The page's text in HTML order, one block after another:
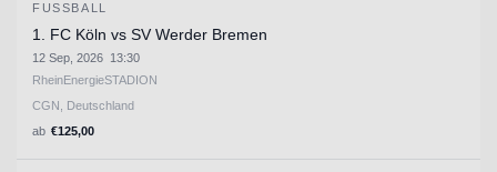
FUSSBALL
1. FC Köln vs SV Werder Bremen
12 Sep, 2026 13:30
RheinEnergieSTADION
CGN, Deutschland
ab €125,00